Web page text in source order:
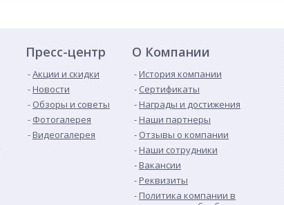
Пресс-центр
Акции и скидки
Новости
Обзоры и советы
Фотогалерея
Видеогалерея
О Компании
История компании
Сертификаты
Награды и достижения
Наши партнеры
Отзывы о компании
Наши сотрудники
Вакансии
Реквизиты
Политика компании в